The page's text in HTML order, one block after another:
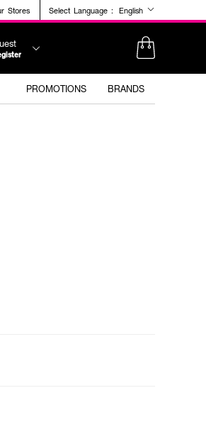
Stores Select Language : English
PROMOTIONS BRANDS